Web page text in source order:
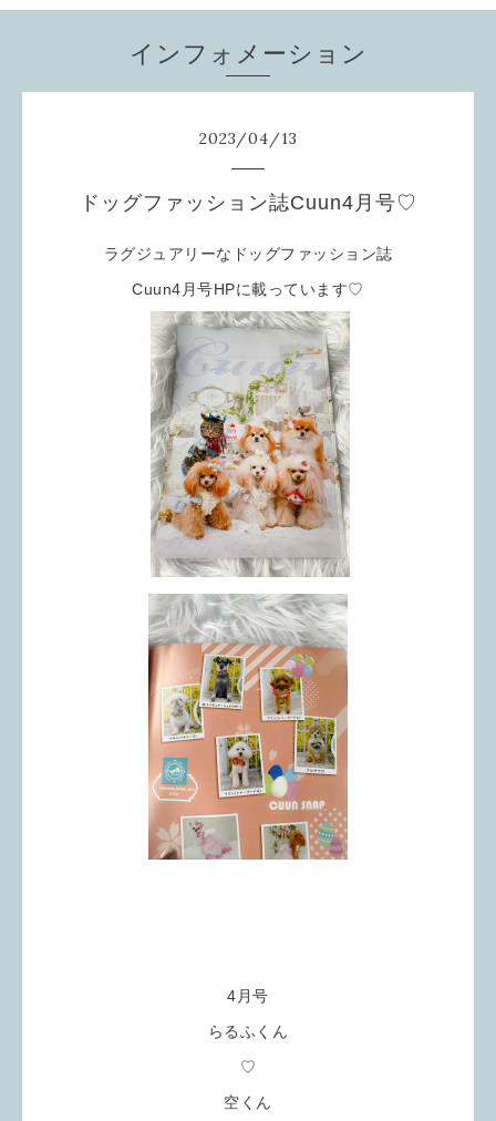
インフォメーション
2023/04/13
ドッグファッション誌Cuun4月号♡
ラグジュアリーなドッグファッション誌
Cuun4月号HPに載っています♡
4月号
らるふくん
♡
空くん